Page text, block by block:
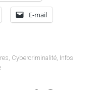
E-mail
, Cybercriminalité, Infos